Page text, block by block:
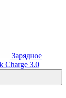
Зарядное
Charge 3.0